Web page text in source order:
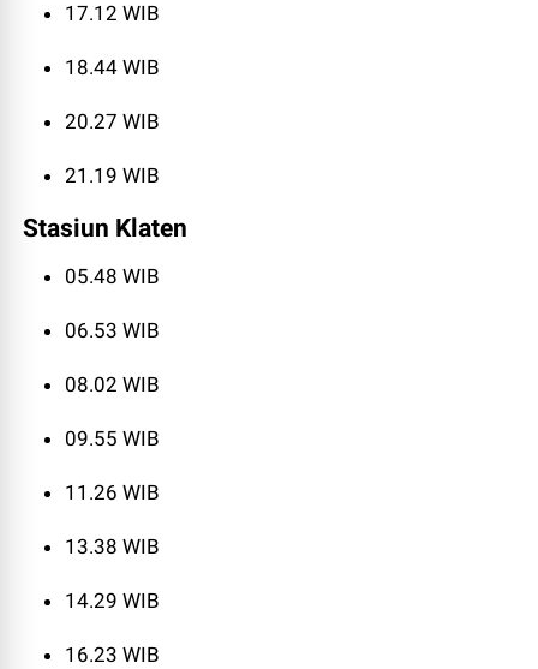
17.12 WIB
18.44 WIB
20.27 WIB
21.19 WIB
Stasiun Klaten
05.48 WIB
06.53 WIB
08.02 WIB
09.55 WIB
11.26 WIB
13.38 WIB
14.29 WIB
16.23 WIB